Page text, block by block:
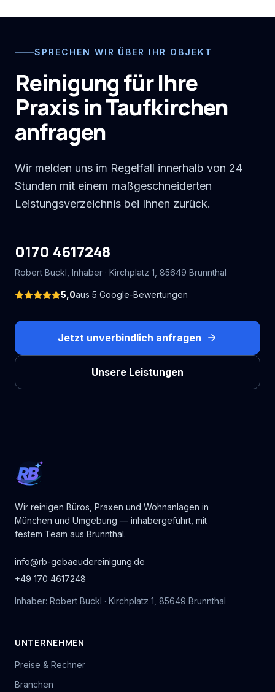
SPRECHEN WIR ÜBER IHR OBJEKT
Reinigung für Ihre
Praxis in Taufkirchen
anfragen
Wir melden uns im Regelfall innerhalb von 24
Stunden mit einem maßgeschneiderten
Leistungsverzeichnis bei Ihnen zurück.
0170 4617248
Robert Buckl , Inhaber · Kirchplatz 1 85649 Brunnthal
5,0aus 5 Google-Bewertungen
Jetzt unverbindlich anfragen
Unsere Leistungen
RB
Wir reinigen Büros, Praxen und Wohnanlagen in
München und Umgebung — inhabergeführt, mit
festem Team aus Brunnthal.
info@rb-gebaeudereinigung.de
+49 170 4617248
Inhaber: Robert Buckl · Kirchplatz 1, 85649 Brunnthal
UNTERNEHMEN
Preise & Rechner
Branchen